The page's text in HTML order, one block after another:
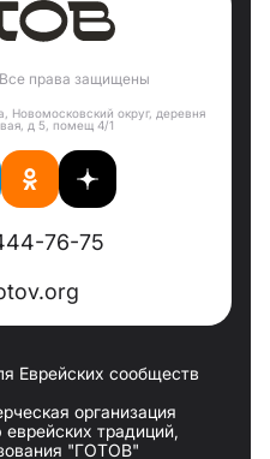
права защищены
Новомосковский округ, деревня
д 5, помещ 4/1
76-75
Еврейских сообществ
организация
традиций,
"ГОТОВ"